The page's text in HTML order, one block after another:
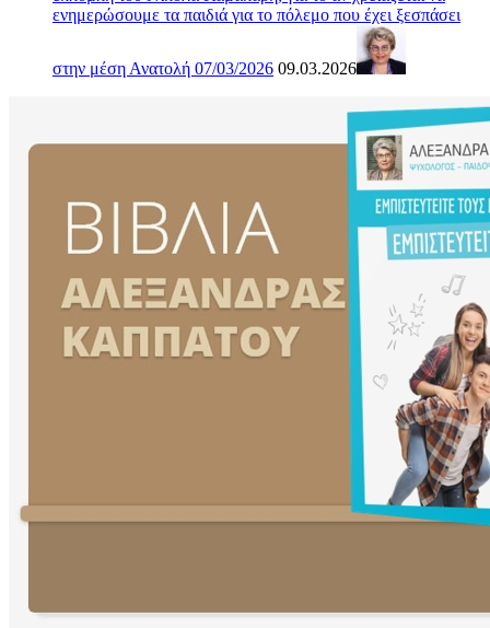
ενημερώσουμε τα παιδιά για το πόλεμο που έχει ξεσπάσει
στην μέση Ανατολή 07/03/2026 09.03.2026